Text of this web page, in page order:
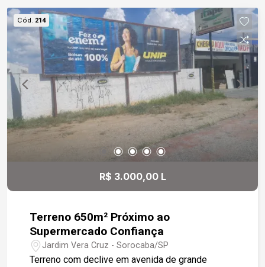
Cód. 214
R$ 3.000,00 L
Terreno 650m² Próximo ao
Supermercado Confiança
Jardim Vera Cruz - Sorocaba/SP
Terreno com declive em avenida de grande